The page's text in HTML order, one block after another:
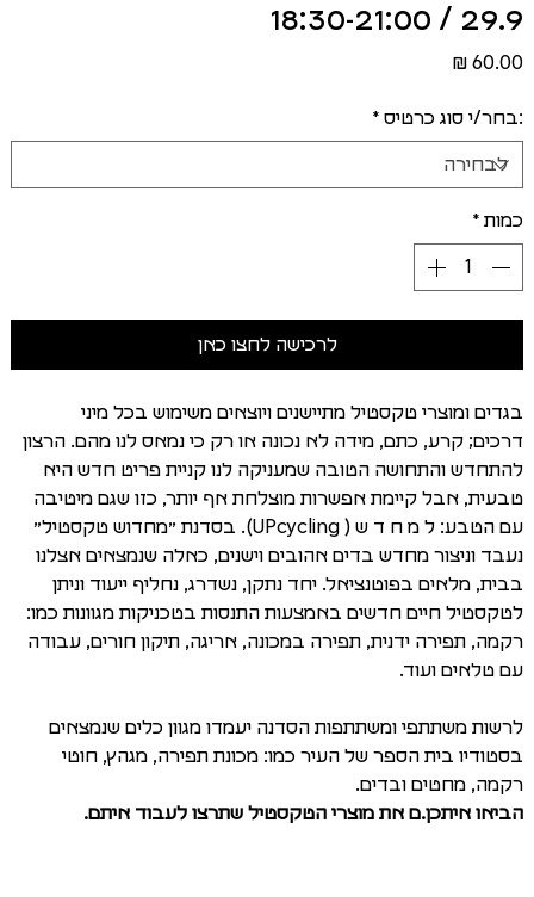
29.9 / 18:30-21:00
מחיר
:בחר/י סוג כרטיס *
כמות *
לרכישה לחצו כאן
בגדים ומוצרי טקסטיל מתיישנים ויוצאים משימוש בכל מיני
דרכים; קרע, כתם, מידה לא נכונה או רק כי נמאס לנו מהם. הרצון
להתחדש והתחושה הטובה שמעניקה לנו קניית פריט חדש היא
טבעית, אבל קיימת אפשרות מוצלחת אף יותר, כזו שגם מיטיבה
עם הטבע: ל מ ח ד ש ( UPcycling). בסדנת ״מחדוש טקסטיל״
נעבד וניצור מחדש בדים אהובים וישנים, כאלה שנמצאים אצלנו
בבית, מלאים בפוטנציאל. יחד נתקן, נשדרג, נחליף ייעוד וניתן
לטקסטיל חיים חדשים באמצעות התנסות בטכניקות מגוונות כמו:
רקמה, תפירה ידנית, תפירה במכונה, אריגה, תיקון חורים, עבודה
עם טלאים ועוד.
לרשות משתתפי ומשתתפות הסדנה יעמדו מגוון כלים שנמצאים
בסטודיו בית הספר של העיר כמו: מכונת תפירה, מגהץ, חוטי
רקמה, מחטים ובדים.
הביאו איתכן.ם את מוצרי הטקסטיל שתרצו לעבוד איתם.